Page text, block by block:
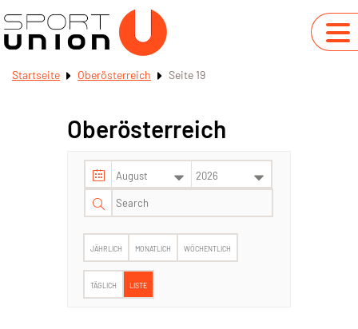
Startseite Oberösterreich Seite 19
Oberösterreich
JÄHRLICH MONATLICH WÖCHENTLICH
TÄGLICH LISTE